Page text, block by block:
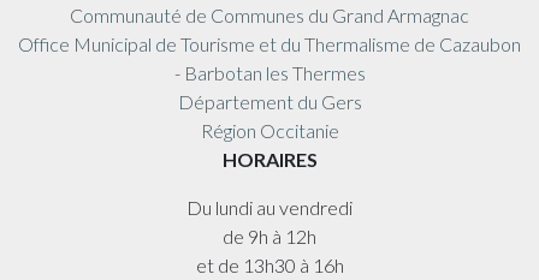
Communauté de Communes du Grand Armagnac
Office Municipal de Tourisme et du Thermalisme de Cazaubon
- Barbotan les Thermes
Département du Gers
Région Occitanie
HORAIRES
Du lundi au vendredi
de 9h à 12h
et de 13h30 à 16h